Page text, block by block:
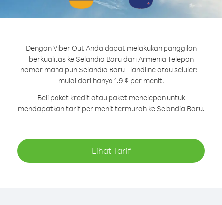
Dengan Viber Out Anda dapat melakukan panggilan
berkualitas ke Selandia Baru dari Armenia.Telepon
nomor mana pun Selandia Baru - landline atau seluler! -
mulai dari hanya 1.9 ¢ per menit.
Beli paket kredit atau paket menelepon untuk
mendapatkan tarif per menit termurah ke Selandia Baru.
Lihat Tarif